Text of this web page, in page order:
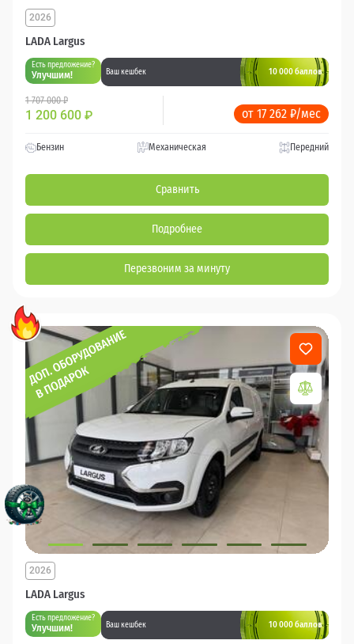
LADA Largus
2026
Есть предложение?
Улучшим! Ваш кешбек 10 000 баллов
1 707 000 ₽
1 200 600 ₽ от 17 262 ₽/мес
Бензин Механическая Передний
Сравнить
Подробнее
Перезвоним за минуту
LADA Largus
2026
Есть предложение?
Улучшим! Ваш кешбек 10 000 баллов